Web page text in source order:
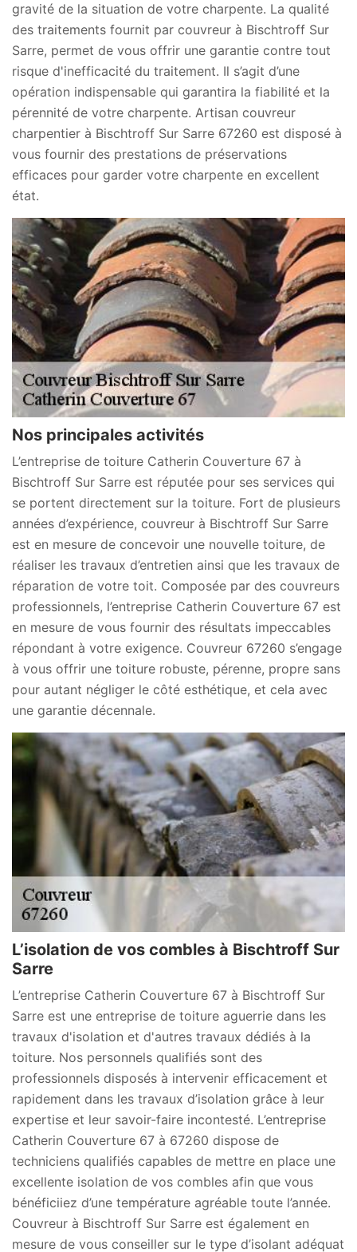
gravité de la situation de votre charpente. La qualité
des traitements fournit par couvreur à Bischtroff Sur
Sarre, permet de vous offrir une garantie contre tout
risque d'inefficacité du traitement. Il s’agit d’une
opération indispensable qui garantira la fiabilité et la
pérennité de votre charpente. Artisan couvreur
charpentier à Bischtroff Sur Sarre 67260 est disposé à
vous fournir des prestations de préservations
efficaces pour garder votre charpente en excellent
état.
Nos principales activités
L’entreprise de toiture Catherin Couverture 67 à
Bischtroff Sur Sarre est réputée pour ses services qui
se portent directement sur la toiture. Fort de plusieurs
années d’expérience, couvreur à Bischtroff Sur Sarre
est en mesure de concevoir une nouvelle toiture, de
réaliser les travaux d’entretien ainsi que les travaux de
réparation de votre toit. Composée par des couvreurs
professionnels, l’entreprise Catherin Couverture 67 est
en mesure de vous fournir des résultats impeccables
répondant à votre exigence. Couvreur 67260 s’engage
à vous offrir une toiture robuste, pérenne, propre sans
pour autant négliger le côté esthétique, et cela avec
une garantie décennale.
L’isolation de vos combles à Bischtroff Sur
Sarre
L’entreprise Catherin Couverture 67 à Bischtroff Sur
Sarre est une entreprise de toiture aguerrie dans les
travaux d'isolation et d'autres travaux dédiés à la
toiture. Nos personnels qualifiés sont des
professionnels disposés à intervenir efficacement et
rapidement dans les travaux d’isolation grâce à leur
expertise et leur savoir-faire incontesté. L’entreprise
Catherin Couverture 67 à 67260 dispose de
techniciens qualifiés capables de mettre en place une
excellente isolation de vos combles afin que vous
bénéficiiez d’une température agréable toute l’année.
Couvreur à Bischtroff Sur Sarre est également en
mesure de vous conseiller sur le type d’isolant adéquat